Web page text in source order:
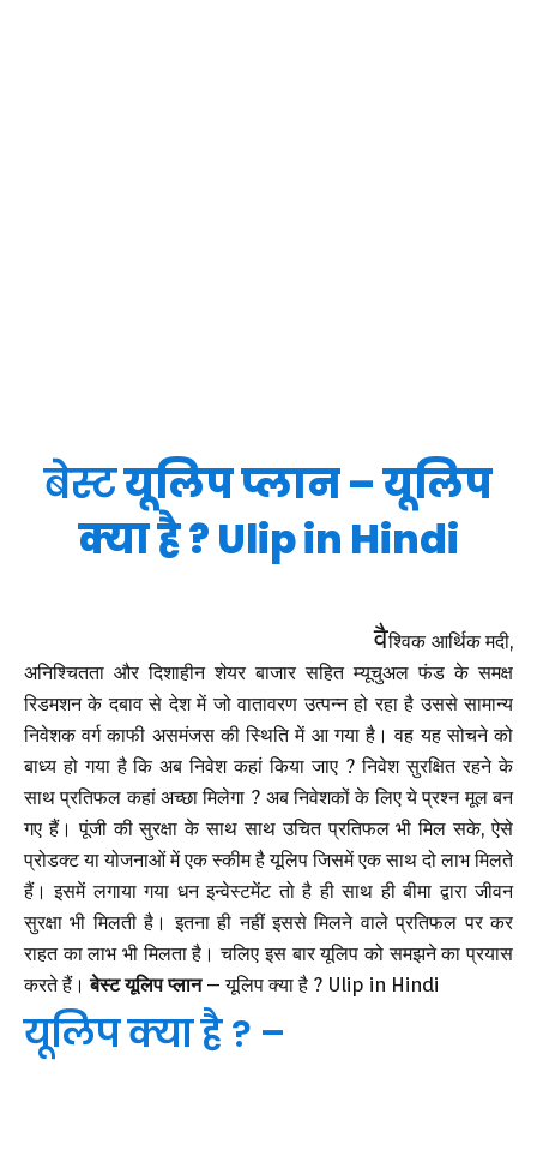
बेस्टयूलिप प्लान – यूलिप
क्या है ? Ulip in Hindi
वैश्विक आर्थिक मदी,
अनिश्चितता और दिशाहीन शेयर बाजार सहित म्यूचुअल फंड के समक्ष
रिडमशन के दबाव से देश में जो वातावरण उत्पन्न हो रहा है उससे सामान्य
निवेशक वर्ग काफी असमंजस की स्थिति में आ गया है। वह यह सोचने को
बाध्य हो गया है कि अब निवेश कहां किया जाए ? निवेश सुरक्षित रहने के
साथ प्रतिफल कहां अच्छा मिलेगा ? अब निवेशकों के लिए ये प्रश्न मूल बन
गए हैं। पूंजी की सुरक्षा के साथ साथ उचित प्रतिफल भी मिल सके, ऐसे
प्रोडक्ट या योजनाओं में एक स्कीम है यूलिप जिसमें एक साथ दो लाभ मिलते
हैं। इसमें लगाया गया धन इन्वेस्टमेंट तो है ही साथ ही बीमा द्वारा जीवन
सुरक्षा भी मिलती है। इतना ही नहीं इससे मिलने वाले प्रतिफल पर कर
राहत का लाभ भी मिलता है। चलिए इस बार यूलिप को समझने का प्रयास
करते हैं।बेस्ट यूलिप प्लान– यूलिप क्या है ? Ulip in Hindi
यूलिप क्या है ? –